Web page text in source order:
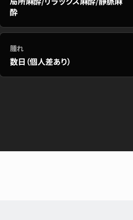
酔
腫れ
数日（個人差あり）